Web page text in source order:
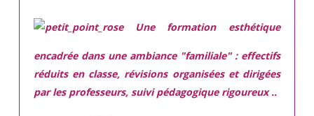
Une formation esthétique
encadrée dans une ambiance "familiale" : effectifs
réduits en classe, révisions organisées et dirigées
par les professeurs, suivi pédagogique rigoureux ..